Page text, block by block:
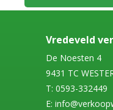
Vredeveld
De Noesten 4
9431 TC
T: 0593-332449
E: